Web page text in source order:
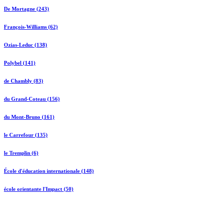
De Mortagne (243)
François-Williams (62)
Ozias-Leduc (138)
Polybel (141)
de Chambly (83)
du Grand-Coteau (156)
du Mont-Bruno (161)
le Carrefour (135)
le Tremplin (6)
École d'éducation internationale (148)
école orientante l'Impact (50)